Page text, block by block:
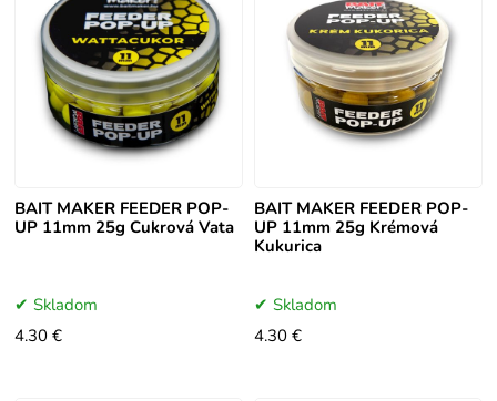
BAIT MAKER FEEDER POP-
UP 11mm 25g Cukrová Vata
Skladom
4.30 €
BAIT MAKER FEEDER POP-
UP 11mm 25g Krémová
Kukurica
Skladom
4.30 €